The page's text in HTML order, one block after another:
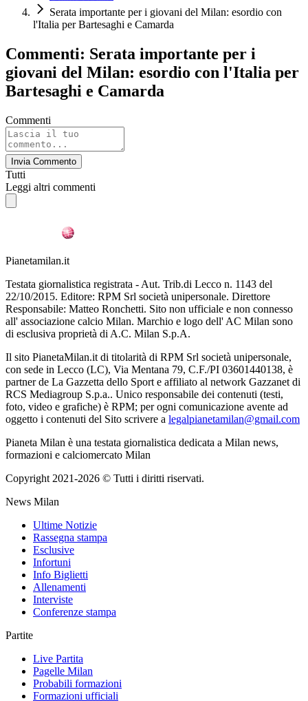
Serata importante per i giovani del Milan: esordio con
l'Italia per Bartesaghi e Camarda
Commenti: Serata importante per i
giovani del Milan: esordio con l'Italia per
Bartesaghi e Camarda
Commenti
Invia Commento
Tutti
Leggi altri commenti
Pianetamilan.it
Testata giornalistica registrata - Aut. Trib.di Lecco n. 1143 del
22/10/2015. Editore: RPM Srl società unipersonale. Direttore
Responsabile: Matteo Ronchetti. Sito non ufficiale e non connesso
all' associazione calcio Milan. Marchio e logo dell' AC Milan sono
di esclusiva proprietà di A.C. Milan S.p.A.
Il sito PianetaMilan.it di titolarità di RPM Srl società unipersonale,
con sede in Lecco (LC), Via Mentana 79, C.F./PI 03601440138, è
partner de La Gazzetta dello Sport e affiliato al network Gazzanet di
RCS Mediagroup S.p.a.. Unico responsabile dei contenuti (testi,
foto, video e grafiche) è RPM; per ogni comunicazione avente ad
oggetto i contenuti del Sito scrivere a legalpianetamilan@gmail.com
Pianeta Milan è una testata giornalistica dedicata a Milan news,
formazioni e calciomercato Milan
Copyright 2021-2026 © Tutti i diritti riservati.
News Milan
Ultime Notizie
Rassegna stampa
Esclusive
Infortuni
Info Biglietti
Allenamenti
Interviste
Conferenze stampa
Partite
Live Partita
Pagelle Milan
Probabili formazioni
Formazioni ufficiali